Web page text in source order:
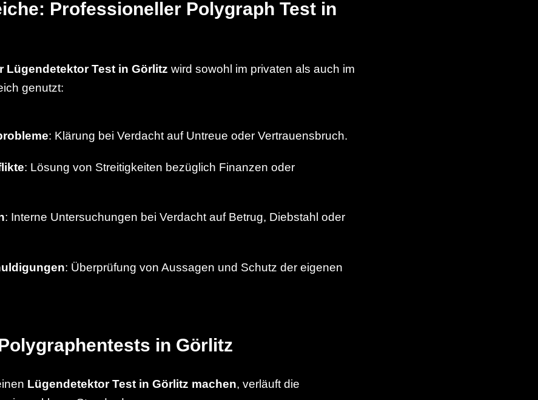
Professioneller Polygraph Test in
Lügendetektor Test in Görlitz wird sowohl im privaten als auch im
genutzt:
: Klärung bei Verdacht auf Untreue oder Vertrauensbruch.
: Lösung von Streitigkeiten bezüglich Finanzen oder
: Interne Untersuchungen bei Verdacht auf Betrug, Diebstahl oder
: Überprüfung von Aussagen und Schutz der eigenen
in Görlitz
Lügendetektor Test in Görlitz machen, verläuft die